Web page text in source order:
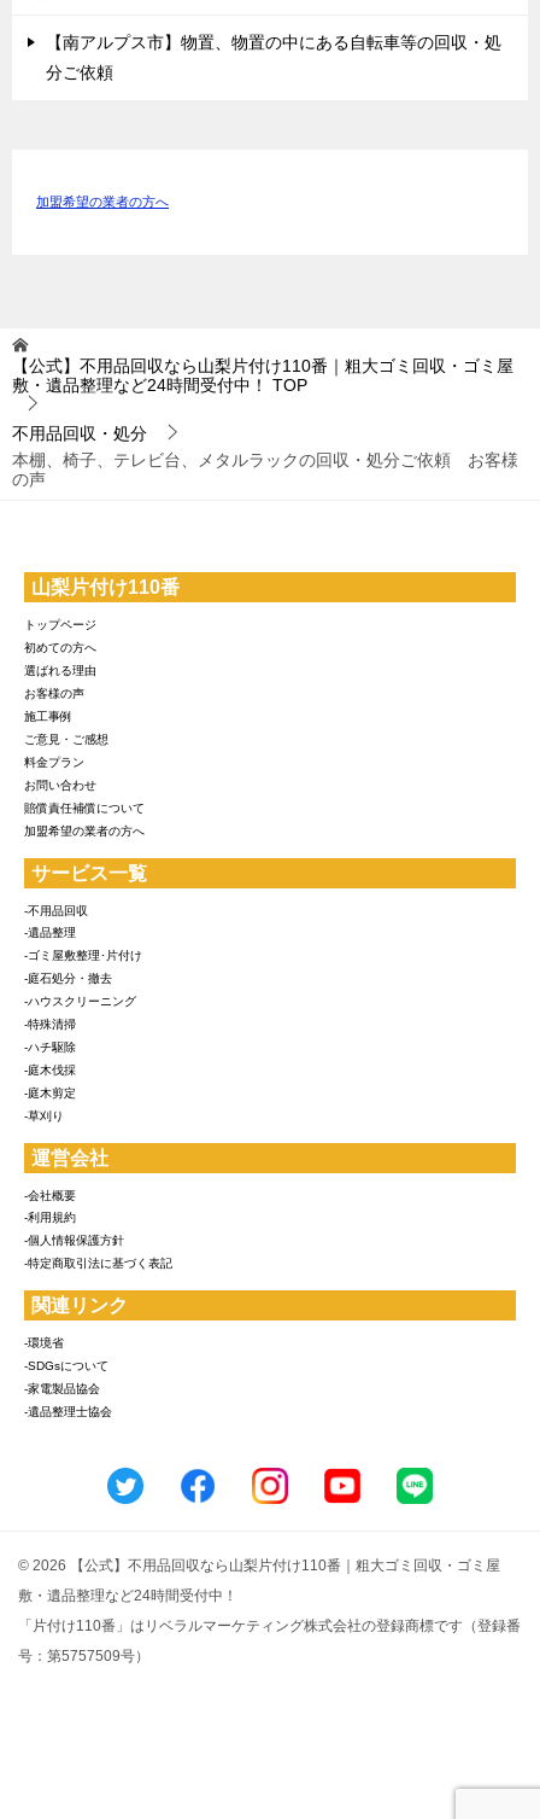
【南アルプス市】物置、物置の中にある自転車等の回収・処
分ご依頼
加盟希望の業者の方へ
【公式】不用品回収なら山梨片付け110番｜粗大ゴミ回収・ゴミ屋
敷・遺品整理など24時間受付中！
TOP
不用品回収・処分
本棚、椅子、テレビ台、メタルラックの回収・処分ご依頼 お客様
の声
山梨片付け110番
トップページ
初めての方へ
選ばれる理由
お客様の声
施工事例
ご意見・ご感想
料金プラン
お問い合わせ
賠償責任補償について
加盟希望の業者の方へ
サービス一覧
-不用品回収
-遺品整理
-ゴミ屋敷整理･片付け
-庭石処分・撤去
-ハウスクリーニング
-特殊清掃
-ハチ駆除
-庭木伐採
-庭木剪定
-草刈り
運営会社
-会社概要
-利用規約
-個人情報保護方針
-特定商取引法に基づく表記
関連リンク
-環境省
-SDGsについて
-家電製品協会
-遺品整理士協会
© 2026 【公式】不用品回収なら山梨片付け110番｜粗大ゴミ回収・ゴミ屋
敷・遺品整理など24時間受付中！
「片付け110番」はリベラルマーケティング株式会社の登録商標です（登録番
号：第5757509号）